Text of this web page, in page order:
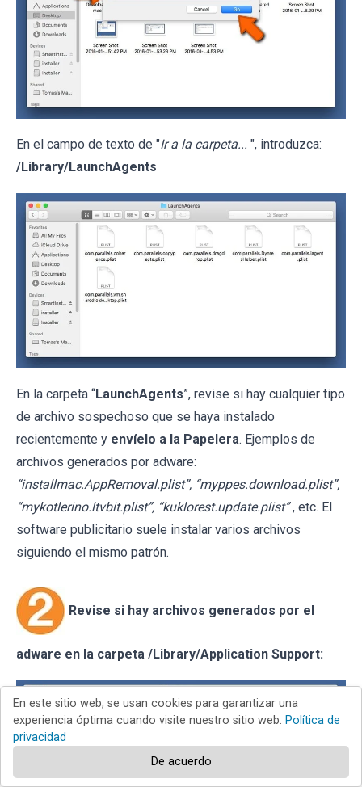
En el campo de texto de "Ir a la carpeta... ", introduzca:
/Library/LaunchAgents
En la carpeta “LaunchAgents”, revise si hay cualquier tipo
de archivo sospechoso que se haya instalado
recientemente y envíelo a la Papelera. Ejemplos de
archivos generados por adware:
“installmac.AppRemoval.plist”, “myppes.download.plist”,
“mykotlerino.ltvbit.plist”, “kuklorest.update.plist” , etc. El
software publicitario suele instalar varios archivos
siguiendo el mismo patrón.
Revise si hay archivos generados por el
adware en la carpeta /Library/Application Support:
En este sitio web, se usan cookies para garantizar una
experiencia óptima cuando visite nuestro sitio web. Política de
privacidad
De acuerdo